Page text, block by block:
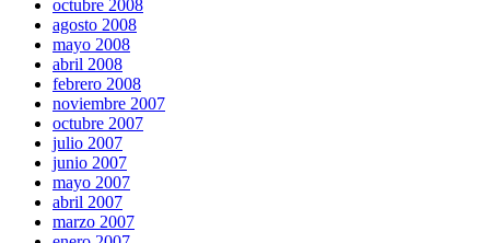
octubre 2008
agosto 2008
mayo 2008
abril 2008
febrero 2008
noviembre 2007
octubre 2007
julio 2007
junio 2007
mayo 2007
abril 2007
marzo 2007